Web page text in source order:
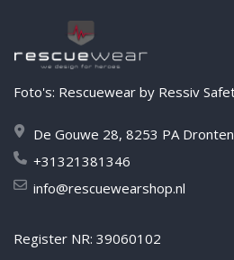
Foto's: Rescuewear by Ressiv
De Gouwe 28, 8253 PA Dronten
+31321381346
info@rescuewearshop.nl
Register NR: 39060102